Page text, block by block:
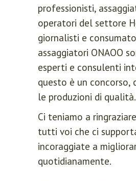
professionisti,
operatori del settore
giornalisti e
assaggiatori ONAOO
esperti e consulenti
questo è un concorso,
le produzioni di qualità.
Ci teniamo a
tutti voi che ci
incoraggiate a
quotidianamente.